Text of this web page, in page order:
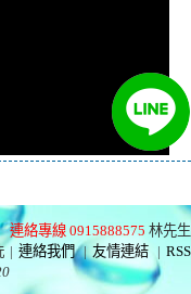
連絡專線 0915888575 林先生
| 連絡我們 | 友情連結 | RSS